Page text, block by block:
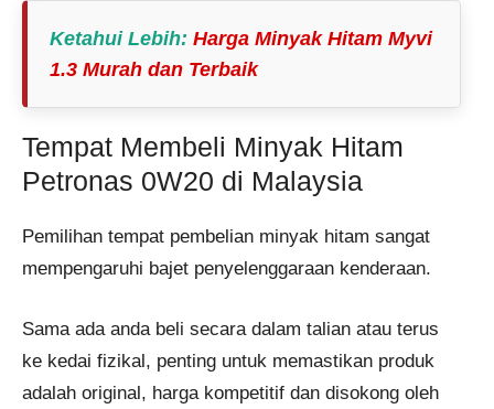
Ketahui Lebih: Harga Minyak Hitam Myvi
1.3 Murah dan Terbaik
Tempat Membeli Minyak Hitam
Petronas 0W20 di Malaysia
Pemilihan tempat pembelian minyak hitam sangat
mempengaruhi bajet penyelenggaraan kenderaan.
Sama ada anda beli secara dalam talian atau terus
ke kedai fizikal, penting untuk memastikan produk
adalah original, harga kompetitif dan disokong oleh